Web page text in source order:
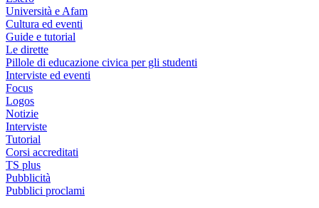
Università e Afam
Cultura ed eventi
Guide e tutorial
Le dirette
Pillole di educazione civica per gli studenti
Interviste ed eventi
Focus
Logos
Notizie
Interviste
Tutorial
Corsi accreditati
TS plus
Pubblicità
Pubblici proclami